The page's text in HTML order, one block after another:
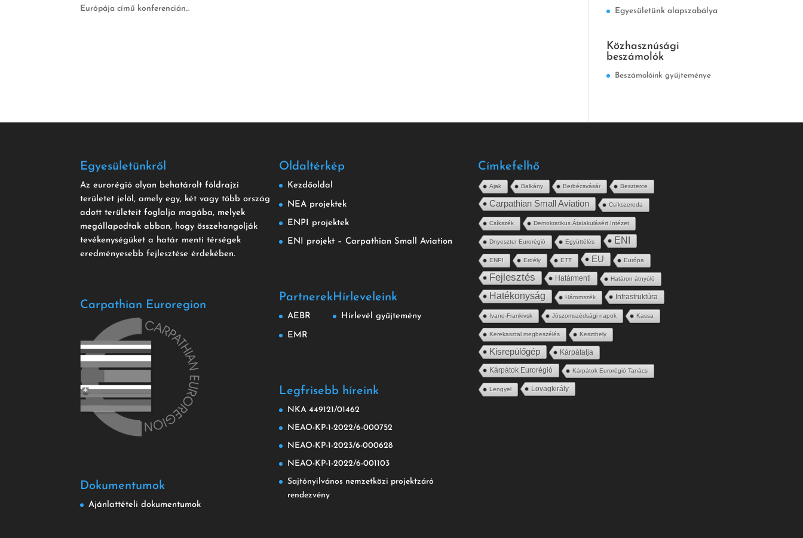
Európája című konferencián...
Egyesületünk alapszabálya
Közhasznúsági
beszámolók
Beszámolóink gyűjteménye
Egyesületünkről
Az eurorégió olyan behatárolt földrajzi
területet jelöl, amely egy, két vagy több ország
adott területeit foglalja magába, melyek
megállapodtak abban, hogy összehangolják
tevékenységüket a határ menti térségek
eredményesebb fejlesztése érdekében.
Carpathian Euroregion
Dokumentumok
Ajánlattételi dokumentumok
Oldaltérkép
Kezdőoldal
NEA projektek
ENPI projektek
ENI projekt – Carpathian Small Aviation
Partnerek
AEBR
EMR
Hírleveleink
Hírlevél gyűjtemény
Legfrisebb híreink
NKA 449121/01462
NEAO-KP-1-2022/6-000752
NEAO-KP-1-2023/6-000628
NEAO-KP-1-2022/6-001103
Sajtónyilvános nemzetközi projektzáró
rendezvény
Címkefelhő
Ajak Balkány Berbécsvásár Beszterce
Carpathian Small Aviation Csíkszereda
Csíkszék Demokratikus Átalakulásért Intézet
Dnyeszter Eurorégió Együttélés ENI
ENPI Erdély ETT EU Európa
Fejlesztés Határmenti Határon átnyúló
Hatékonyság Háromszék Infrastruktúra
Ivano-Frankivsk Jószomszédsági napok Kassa
Kerekasztal megbeszélés Keszthely
Kisrepülőgép Kárpátalja
Kárpátok Eurorégió Kárpátok Eurorégió Tanács
Lengyel Lovagkirály